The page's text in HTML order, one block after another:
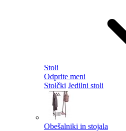
Stoli
Odprite meni
Stolčki Jedilni stoli
Obešalniki in stojala